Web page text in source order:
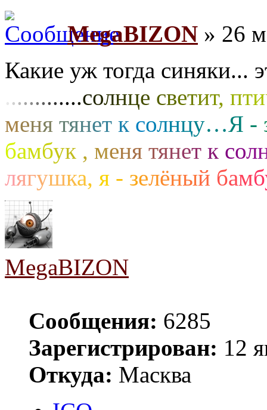
MegaBIZON » 26
Какие уж тогда синяки...
............солнце светит, пти
меня тянет к солнцу…Я -
бамбук , меня тянет к сол
лягушка, я - зелёный бамб
MegaBIZON
Сообщения: 6285
Зарегистрирован: 12
Откуда: Масква